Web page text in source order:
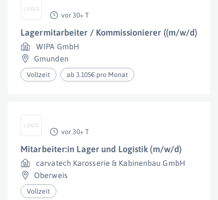
vor 30+ T
Lagermitarbeiter / Kommissionierer ((m/w/d)
WIPA GmbH
Gmunden
Vollzeit ab 3.105€ pro Monat
vor 30+ T
Mitarbeiter:in Lager und Logistik (m/w/d)
carvatech Karosserie & Kabinenbau GmbH
Oberweis
Vollzeit